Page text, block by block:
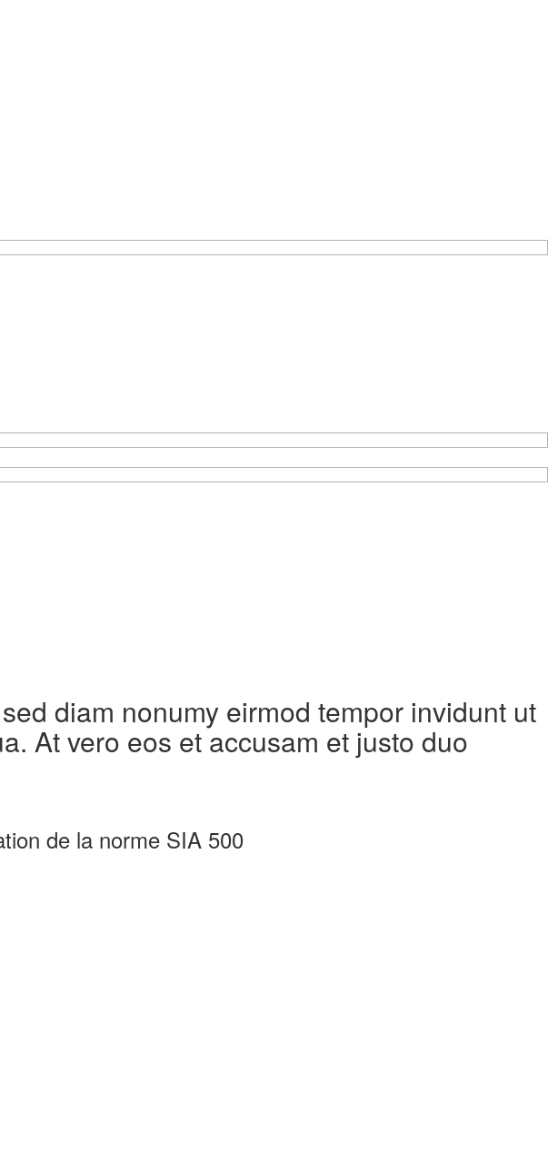
diam nonumy eirmod tempor invidunt ut
At vero eos et accusam et justo duo
de la norme SIA 500